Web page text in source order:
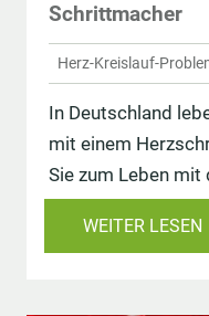
Schrittmacher
Herz-Kreislauf-
In Deutschland
mit einem
Sie zum Leben
WEITER LESEN